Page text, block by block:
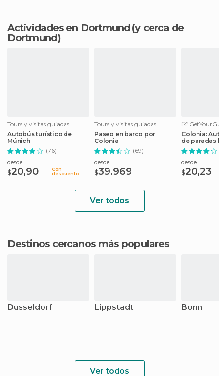
Actividades en Dortmund (y cerca de
Dortmund)
Tours y visitas guiadas
Autobús turístico de
Múnich
(76)
desde
$20,90
Con
descuento
Tours y visitas guiadas
Paseo en barco por
Colonia
(69)
desde
$39.969
Colonia:
de paradas
crucero
desde
$20,23
Ver todos
Destinos cercanos más populares
Dusseldorf Lippstadt Bonn
Ver todos